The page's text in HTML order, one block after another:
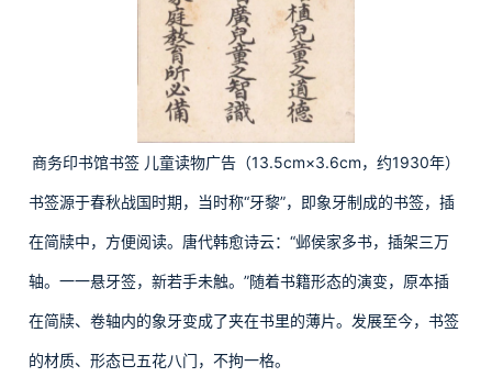
商务印书馆书签 儿童读物广告（13.5cm×3.6cm，约1930年）
书签源于春秋战国时期，当时称“牙黎”，即象牙制成的书签，插
在简牍中，方便阅读。唐代韩愈诗云：“邺侯家多书，插架三万
轴。一一悬牙签，新若手未触。”随着书籍形态的演变，原本插
在简牍、卷轴内的象牙变成了夹在书里的薄片。发展至今，书签
的材质、形态已五花八门，不拘一格。